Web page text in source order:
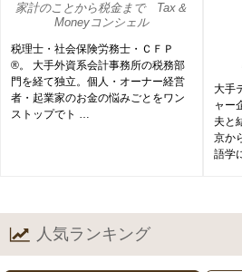
家計のことから税金まで Tax＆
Moneyコンシェル
税理士・社会保険労務士・ＣＦＰ
®。 大手外資系会計事務所の税務部
門を経て独立。個人・オーナー経営
者・起業家のお金の悩みごとをワン
ストップでト …
大手
ャー
夫と
京か
語学
人気ランキング